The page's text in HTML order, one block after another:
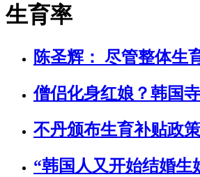
生育率
陈圣辉： 尽管整体生
僧侣化身红娘？韩国
不丹颁布生育补贴政
“韩国人又开始结婚生